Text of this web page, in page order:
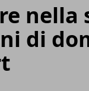
nella
di